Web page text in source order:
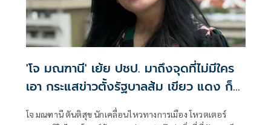
'โจ มณฑานี' เย้ย ปชป. มาถึงจุดที่ไม่มีใคร
เอา กระแสข่าวตั้งรัฐบาลส้ม เขียว แดง ก็
โจ มณฑานี ตันติสุข นักเคลื่อนไหวทางการเมือง โหวตเตอร์